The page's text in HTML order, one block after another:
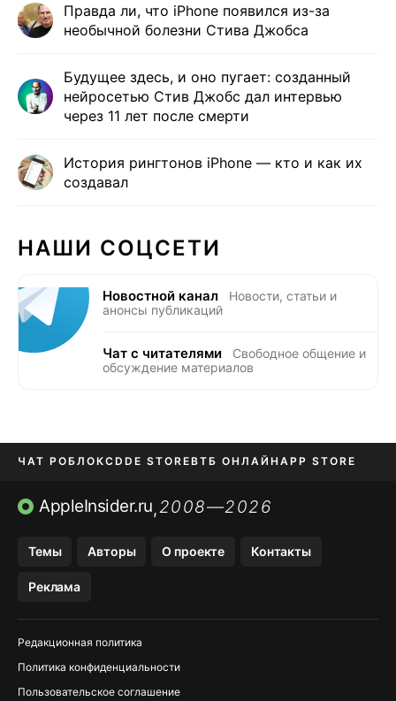
Правда ли, что iPhone появился из-за
необычной болезни Стива Джобса
Будущее здесь, и оно пугает: созданный
нейросетью Стив Джобс дал интервью
через 11 лет после смерти
История рингтонов iPhone — кто и как их
создавал
НАШИ СОЦСЕТИ
Новостной канал
Новости, статьи и
анонсы публикаций
Чат с читателями
Свободное общение и
обсуждение материалов
ЧАТ РОБЛОКСDDE STOREВТБ ОНЛАЙН APP STORE
OZON БАНК KAKAOTALK И BIP
AppleInsider.ru,2008—2026
Темы Авторы О проекте Контакты
Реклама
Редакционная политика
Политика конфиденциальности
Пользовательское соглашение